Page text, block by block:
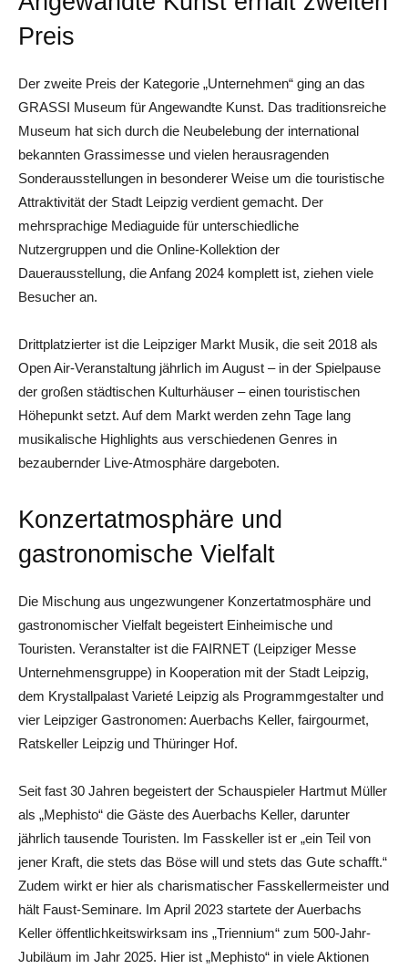
Preis
Der zweite Preis der Kategorie „Unternehmen“ ging an das
GRASSI Museum für Angewandte Kunst. Das traditionsreiche
Museum hat sich durch die Neubelebung der international
bekannten Grassimesse und vielen herausragenden
Sonderausstellungen in besonderer Weise um die touristische
Attraktivität der Stadt Leipzig verdient gemacht. Der
mehrsprachige Mediaguide für unterschiedliche
Nutzergruppen und die Online-Kollektion der
Dauerausstellung, die Anfang 2024 komplett ist, ziehen viele
Besucher an.
Drittplatzierter ist die Leipziger Markt Musik, die seit 2018 als
Open Air-Veranstaltung jährlich im August – in der Spielpause
der großen städtischen Kulturhäuser – einen touristischen
Höhepunkt setzt. Auf dem Markt werden zehn Tage lang
musikalische Highlights aus verschiedenen Genres in
bezaubernder Live-Atmosphäre dargeboten.
Konzertatmosphäre und
gastronomische Vielfalt
Die Mischung aus ungezwungener Konzertatmosphäre und
gastronomischer Vielfalt begeistert Einheimische und
Touristen. Veranstalter ist die FAIRNET (Leipziger Messe
Unternehmensgruppe) in Kooperation mit der Stadt Leipzig,
dem Krystallpalast Varieté Leipzig als Programmgestalter und
vier Leipziger Gastronomen: Auerbachs Keller, fairgourmet,
Ratskeller Leipzig und Thüringer Hof.
Seit fast 30 Jahren begeistert der Schauspieler Hartmut Müller
als „Mephisto“ die Gäste des Auerbachs Keller, darunter
jährlich tausende Touristen. Im Fasskeller ist er „ein Teil von
jener Kraft, die stets das Böse will und stets das Gute schafft.“
Zudem wirkt er hier als charismatischer Fasskellermeister und
hält Faust-Seminare. Im April 2023 startete der Auerbachs
Keller öffentlichkeitswirksam ins „Triennium“ zum 500-Jahr-
Jubiläum im Jahr 2025. Hier ist „Mephisto“ in viele Aktionen